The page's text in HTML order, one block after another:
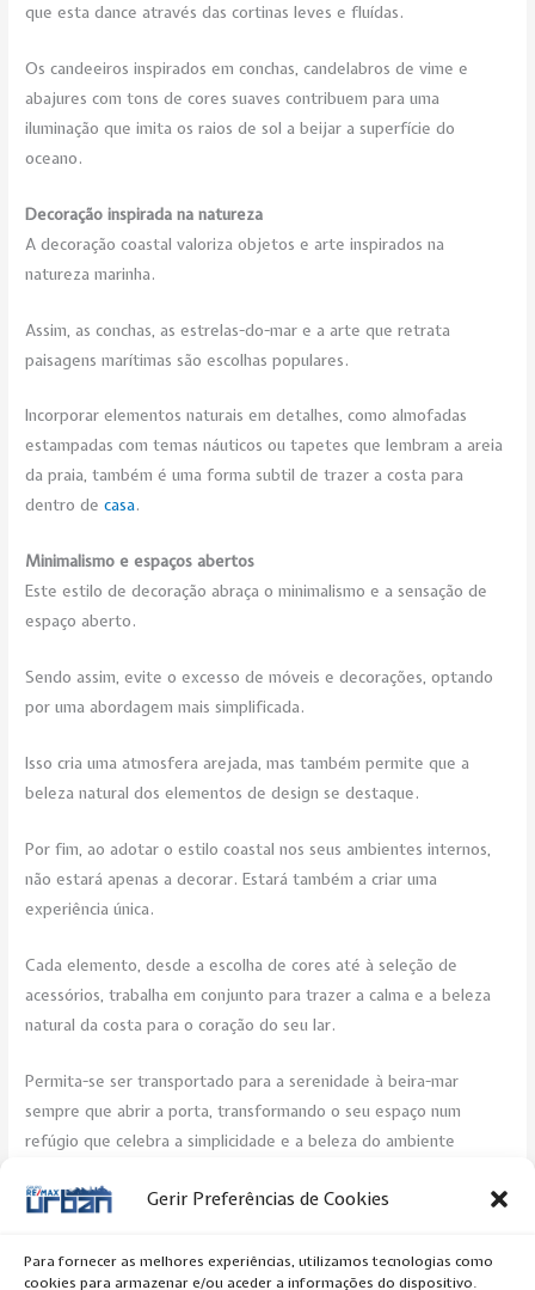
Gerir Preferências de Cookies
Para fornecer as melhores experiências, utilizamos tecnologias como
cookies para armazenar e/ou aceder a informações do dispositivo.
que esta dance através das cortinas leves e fluídas.
Os candeeiros inspirados em conchas, candelabros de vime e
abajures com tons de cores suaves contribuem para uma
iluminação que imita os raios de sol a beijar a superfície do
oceano.
Decoração inspirada na natureza
A decoração coastal valoriza objetos e arte inspirados na
natureza marinha.
Assim, as conchas, as estrelas-do-mar e a arte que retrata
paisagens marítimas são escolhas populares.
Incorporar elementos naturais em detalhes, como almofadas
estampadas com temas náuticos ou tapetes que lembram a areia
da praia, também é uma forma subtil de trazer a costa para
dentro decasa.
Minimalismo e espaços abertos
Este estilo de decoração abraça o minimalismo e a sensação de
espaço aberto.
Sendo assim, evite o excesso de móveis e decorações, optando
por uma abordagem mais simplificada.
Isso cria uma atmosfera arejada, mas também permite que a
beleza natural dos elementos de design se destaque.
Por fim, ao adotar o estilo coastal nos seus ambientes internos,
não estará apenas a decorar. Estará também a criar uma
experiência única.
Cada elemento, desde a escolha de cores até à seleção de
acessórios, trabalha em conjunto para trazer a calma e a beleza
natural da costa para o coração do seu lar.
Permita-se ser transportado para a serenidade à beira-mar
sempre que abrir a porta, transformando o seu espaço num
refúgio que celebra a simplicidade e a beleza do ambiente